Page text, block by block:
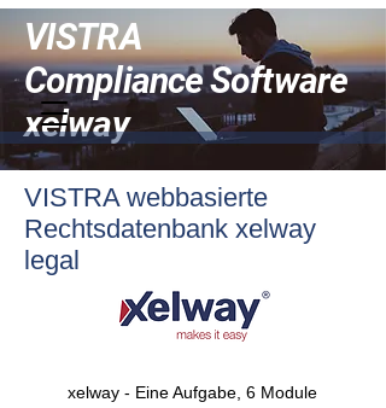
VISTRA
Compliance Software
xelway
VISTRA webbasierte
Rechtsdatenbank xelway
legal
xelway - Eine Aufgabe, 6 Module​​